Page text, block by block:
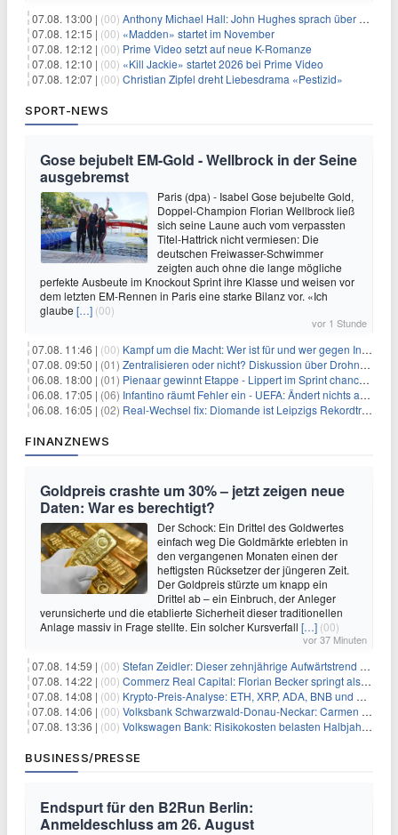
07.08. 13:00 | (00) Anthony Michael Hall: John Hughes sprach über eine Fortsetzung von 'The Breakfast Club'
07.08. 12:15 | (00) «Madden» startet im November
07.08. 12:12 | (00) Prime Video setzt auf neue K-Romanze
07.08. 12:10 | (00) «Kill Jackie» startet 2026 bei Prime Video
07.08. 12:07 | (00) Christian Zipfel dreht Liebesdrama «Pestizid»
SPORT-NEWS
Gose bejubelt EM-Gold - Wellbrock in der Seine
ausgebremst
Paris (dpa) - Isabel Gose bejubelte Gold,
Doppel-Champion Florian Wellbrock ließ
sich seine Laune auch vom verpassten
Titel-Hattrick nicht vermiesen: Die
deutschen Freiwasser-Schwimmer
zeigten auch ohne die lange mögliche
perfekte Ausbeute im Knockout Sprint ihre Klasse und weisen vor
dem letzten EM-Rennen in Paris eine starke Bilanz vor. «Ich
glaube […] (00)
vor 1 Stunde
07.08. 11:46 | (00) Kampf um die Macht: Wer ist für und wer gegen Infantino?
07.08. 09:50 | (01) Zentralisieren oder nicht? Diskussion über Drohnenabwehr
06.08. 18:00 | (01) Pienaar gewinnt Etappe - Lippert im Sprint chancenlos
06.08. 17:05 | (06) Infantino räumt Fehler ein - UEFA: Ändert nichts an Boykott
06.08. 16:05 | (02) Real-Wechsel fix: Diomande ist Leipzigs Rekordtransfer
FINANZNEWS
Goldpreis crashte um 30% – jetzt zeigen neue
Daten: War es berechtigt?
Der Schock: Ein Drittel des Goldwertes
einfach weg Die Goldmärkte erlebten in
den vergangenen Monaten einen der
heftigsten Rücksetzer der jüngeren Zeit.
Der Goldpreis stürzte um knapp ein
Drittel ab – ein Einbruch, der Anleger
verunsicherte und die etablierte Sicherheit dieser traditionellen
Anlage massiv in Frage stellte. Ein solcher Kursverfall […] (00)
vor 37 Minuten
07.08. 14:59 | (00) Stefan Zeidler: Dieser zehnjährige Aufwärtstrend macht mich optimistisch
07.08. 14:22 | (00) Commerz Real Capital: Florian Becker springt als Leiter ein
07.08. 14:08 | (00) Krypto-Preis-Analyse: ETH, XRP, ADA, BNB und HYPE
07.08. 14:06 | (00) Volksbank Schwarzwald-Donau-Neckar: Carmen Wedam übernimmt Aufsichtsratsvorsitz
07.08. 13:36 | (00) Volkswagen Bank: Risikokosten belasten Halbjahresergebnis
BUSINESS/PRESSE
Endspurt für den B2Run Berlin:
Anmeldeschluss am 26. August